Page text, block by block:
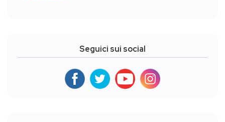
Seguici sui social